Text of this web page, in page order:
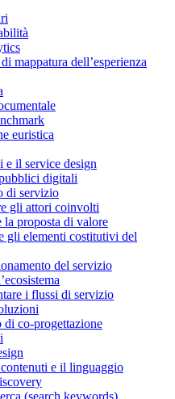
mappatura dell’esperienza
euristica
e il service design
digitali
di servizio
gli attori coinvolti
la proposta di valore
gli elementi costitutivi del
del servizio
i flussi di servizio
di co-progettazione
e il linguaggio
(search keywords)